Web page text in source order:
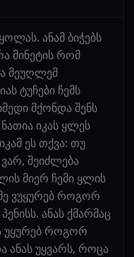
ანამ ბიჭებს
მინეტის რომ
მეუღლემ
ტუჩები ჩემს
მქონდა შენს
იკას ყლეს
ეს თქვა: თუ
ვარ, შეიძლება
მიერ ჩემი ყლის
ვუყურებ როგორ
ანას ქმარმაც
უყურებ როგორ
ანას უყვარს, როცა